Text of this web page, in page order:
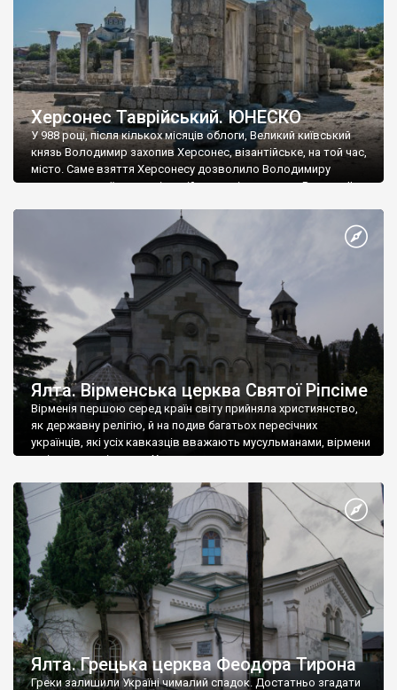
Херсонес Таврійський. ЮНЕСКО
У 988 році, після кількох місяців облоги, Великий київський
князь Володимир захопив Херсонес, візантійське, на той час,
місто. Саме взяття Херсонесу дозволило Володимиру
диктувати свої умови візантійському імператору Василю ІІ, та
Херсонесі Володимир-язичник, став Василем-християнином.
А потім було Хрещення Русі. На честь Херсонесу Таврійського
Ялта. Вірменська церква Святої Ріпсіме
Вірменія першою серед країн світу прийняла християнство,
як державну релігію, й на подив багатьох пересічних
українців, які усіх кавказців вважають мусульманами, вірмени
є відданими вірянами Христа
Ялта. Грецька церква Феодора Тирона
Греки залишили Україні чималий спадок. Достатньо згадати